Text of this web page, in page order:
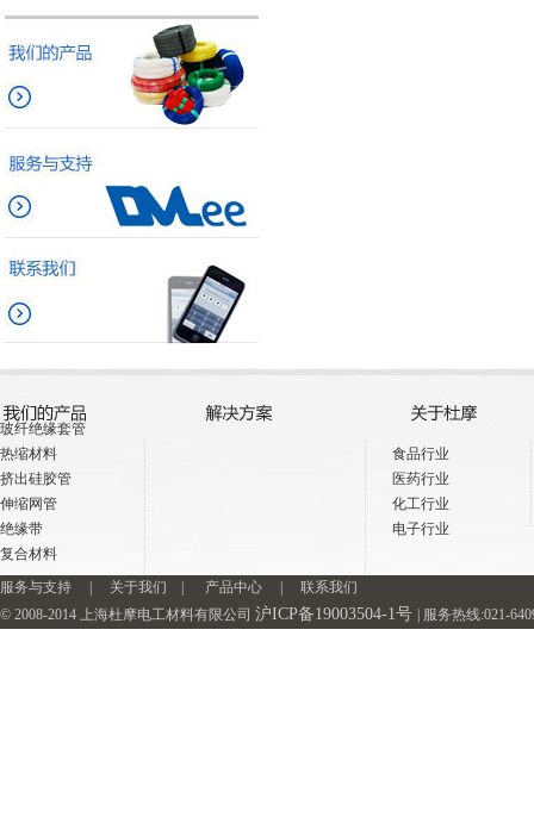
玻纤绝缘套管
热缩材料
挤出硅胶管
伸缩网管
绝缘带
复合材料
食品行业
医药行业
化工行业
电子行业
服务与支持 关于我们 产品中心
联系我们
© 2008-2014 上海杜摩电工材料有限公司 沪ICP备19003504-1号 | 服务热线:021-